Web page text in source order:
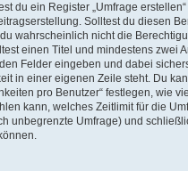
du ein Register „Umfrage
Solltest du diesen
wahrscheinlich nicht die
einen Titel und mindestens zwei
Felder eingeben und dabei
in einer eigenen Zeile steht. Du
pro Benutzer“ festlegen, wie
kann, welches Zeitlimit für die
unbegrenzte Umfrage) und